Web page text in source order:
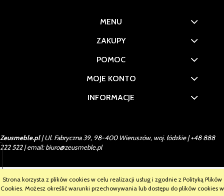
Strona korzysta z plików cookies w celu realizacji usług i zgodnie z Polityką Plików
Cookies. Możesz określić warunki przechowywania lub dostępu do plików cookies w
MENU
ZAKUPY
POMOC
MOJE KONTO
INFORMACJE
Zeusmeble.pl| Ul. Fabryczna 39, 98-400 Wieruszów, woj. łódzkie |+48 888
222 522| email:biuro@zeusmeble.pl